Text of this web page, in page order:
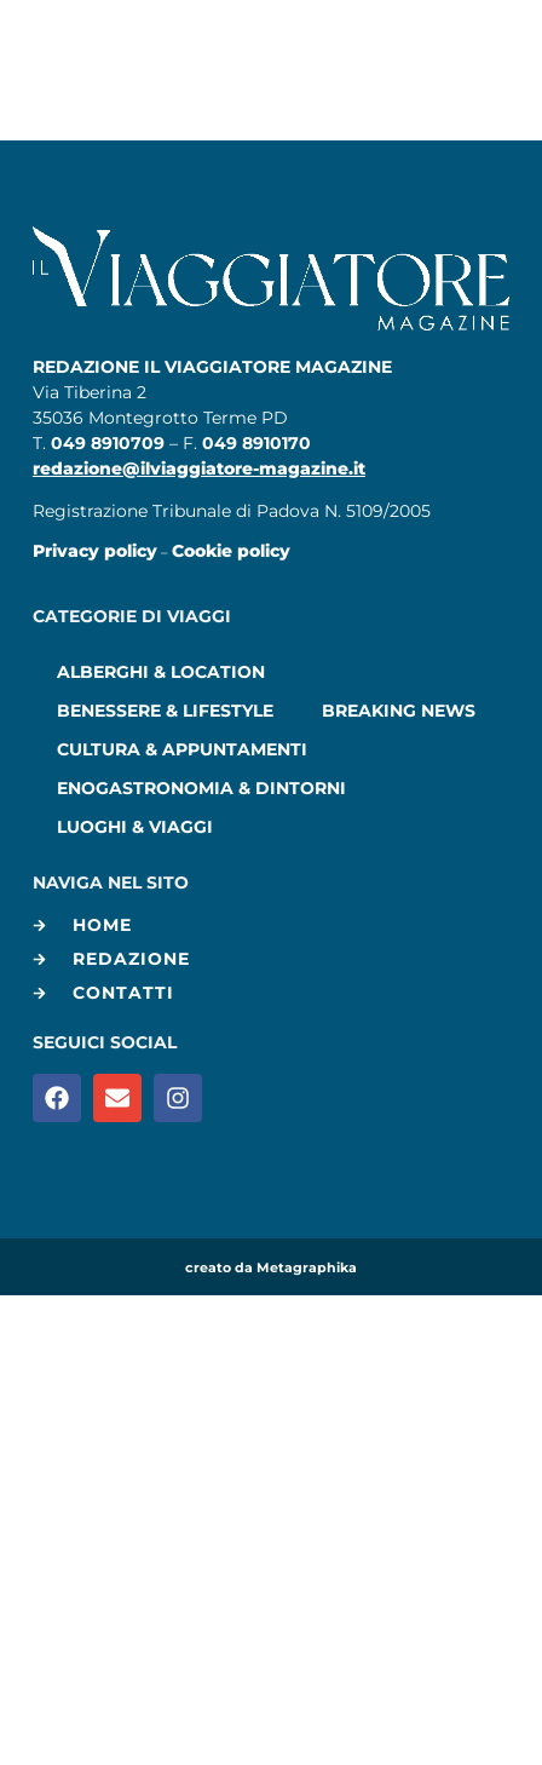
REDAZIONE IL VIAGGIATORE MAGAZINE
Via Tiberina 2
35036 Montegrotto Terme PD
T. 049 8910709 – F. 049 8910170
redazione@ilviaggiatore-magazine.it
Registrazione Tribunale di Padova N. 5109/2005
Privacy policy– Cookie policy
CATEGORIE DI VIAGGI
ALBERGHI & LOCATION
BENESSERE & LIFESTYLE
BREAKING NEWS
CULTURA & APPUNTAMENTI
ENOGASTRONOMIA & DINTORNI
LUOGHI & VIAGGI
NAVIGA NEL SITO
HOME
REDAZIONE
CONTATTI
SEGUICI SOCIAL
creato da Metagraphika